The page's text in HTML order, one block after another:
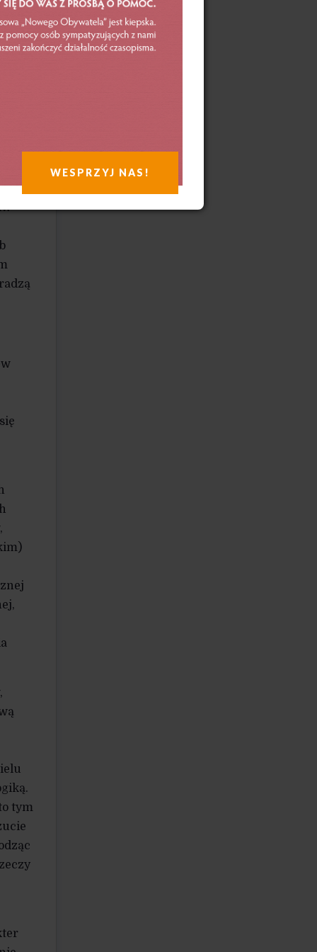
tym
WESPRZYJ NAS!